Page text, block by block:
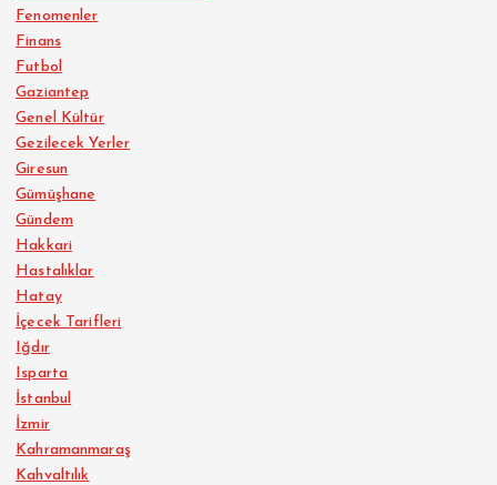
Fenomenler
Finans
Futbol
Gaziantep
Genel Kültür
Gezilecek Yerler
Giresun
Gümüşhane
Gündem
Hakkari
Hastalıklar
Hatay
İçecek Tarifleri
Iğdır
Isparta
İstanbul
İzmir
Kahramanmaraş
Kahvaltılık